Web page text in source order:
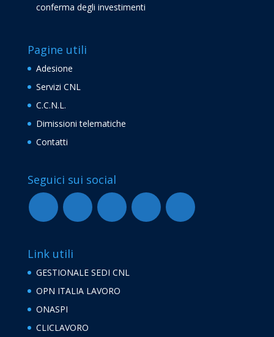
conferma degli investimenti
Pagine utili
Adesione
Servizi CNL
C.C.N.L.
Dimissioni telematiche
Contatti
Seguici sui social
Link utili
GESTIONALE SEDI CNL
OPN ITALIA LAVORO
ONASPI
CLICLAVORO